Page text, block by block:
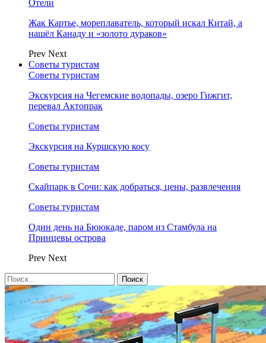
Отели
Жак Картье, мореплаватель, который искал Китай, а
нашёл Канаду и «золото дураков»
Prev Next
Советы туристам
Советы туристам
Экскурсия на Чегемские водопады, озеро Гижгит,
перевал Актопрак
Советы туристам
Экскурсия на Куршскую косу
Советы туристам
Скайпарк в Сочи: как добраться, цены, развлечения
Советы туристам
Один день на Бююкаде, паром из Стамбула на
Принцевы острова
Prev Next